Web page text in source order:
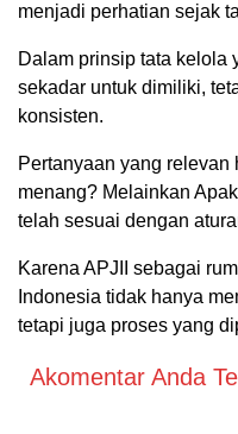
menjadi perhatian sejak
Dalam prinsip tata kelola
sekadar untuk dimiliki,
konsisten.
Pertanyaan yang
menang? Melainkan
telah sesuai dengan
Karena APJII sebagai
Indonesia tidak hanya
tetapi juga proses yang
Akomentar Anda